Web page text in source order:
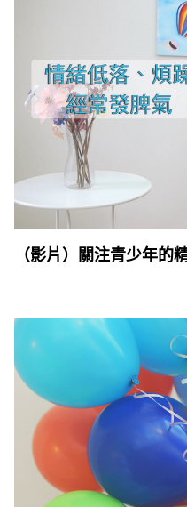
（影片）關注青少年的